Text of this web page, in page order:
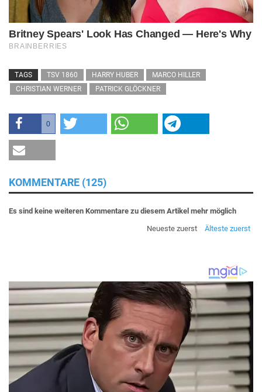
TAGS TSV 1860 HARRY HUBER
MARCO HILLER
CHRISTIAN WERNER
PATRICK GLÖCKNER
0
KOMMENTARE (125)
Es sind keine weiteren Kommentare zu diesem Artikel mehr möglich
Neueste zuerst
Älteste zuerst